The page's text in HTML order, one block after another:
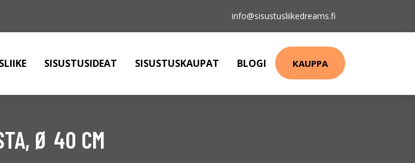
info@sisustusliikedreams.fi
SISUSTUSIDEAT SISUSTUSKAUPAT BLOGI KAUPPA
Ø 40 CM